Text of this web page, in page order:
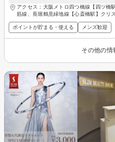
アクセス：大阪メトロ四つ橋線【四ツ橋
筋線、長堀鶴見緑地線【心斎橋駅】クリ
ポイントが貯まる・使える メンズ歓迎
その他の情